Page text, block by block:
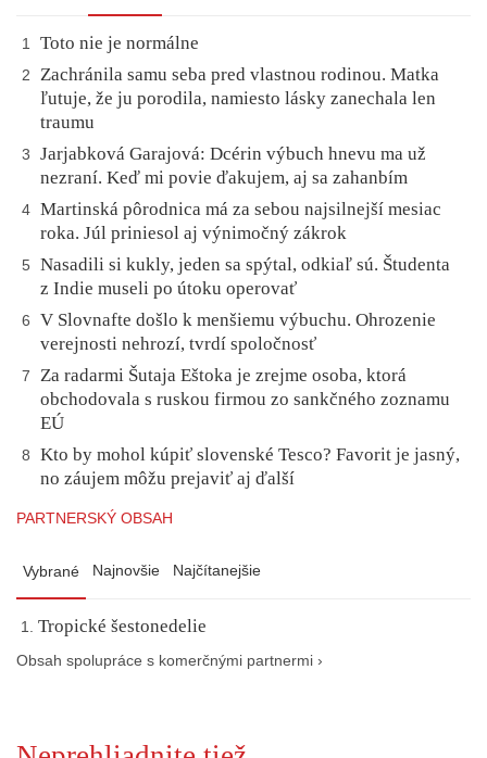
1 Toto nie je normálne
2
Zachránila samu seba pred vlastnou rodinou. Matka
ľutuje, že ju porodila, namiesto lásky zanechala len
traumu
3
Jarjabková Garajová: Dcérin výbuch hnevu ma už
nezraní. Keď mi povie ďakujem, aj sa zahanbím
4 Martinská pôrodnica má za sebou najsilnejší mesiac
roka. Júl priniesol aj výnimočný zákrok
5
Nasadili si kukly, jeden sa spýtal, odkiaľ sú. Študenta
z Indie museli po útoku operovať
6
V Slovnafte došlo k menšiemu výbuchu. Ohrozenie
verejnosti nehrozí, tvrdí spoločnosť
7
Za radarmi Šutaja Eštoka je zrejme osoba, ktorá
obchodovala s ruskou firmou zo sankčného zoznamu
EÚ
8
Kto by mohol kúpiť slovenské Tesco? Favorit je jasný,
no záujem môžu prejaviť aj ďalší
PARTNERSKÝ OBSAH
Vybrané Najnovšie Najčítanejšie
Tropické šestonedelie
Obsah spolupráce s komerčnými partnermi ›